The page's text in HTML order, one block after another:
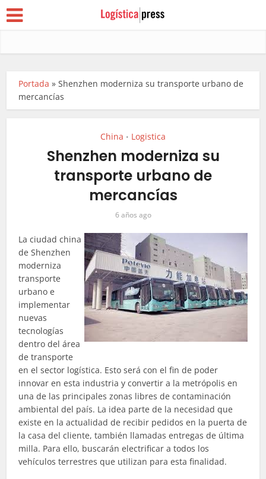
Portada »Shenzhen moderniza su transporte urbano de
mercancías
China • Logistica
Shenzhen moderniza su
transporte urbano de
mercancías
6 años ago
La ciudad china
de Shenzhen
moderniza
transporte
urbano e
implementar
nuevas
tecnologías
dentro del área
de transporte
en el sector logística. Esto será con el fin de poder
innovar en esta industria y convertir a la metrópolis en
una de las principales zonas libres de contaminación
ambiental del país. La idea parte de la necesidad que
existe en la actualidad de recibir pedidos en la puerta de
la casa del cliente, también llamadas entregas de última
milla. Para ello, buscarán electrificar a todos los
vehículos terrestres que utilizan para esta finalidad.